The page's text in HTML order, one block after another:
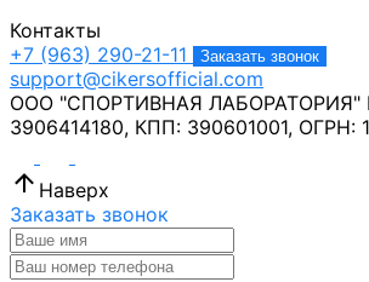
Контакты
+7 (963) 290-21-11
Заказать звонок
support@cikersofficial.com
ООО "СПОРТИВНАЯ ЛАБОРАТОРИЯ"
3906414180, КПП: 390601001, ОГРН:
Наверх
Заказать звонок